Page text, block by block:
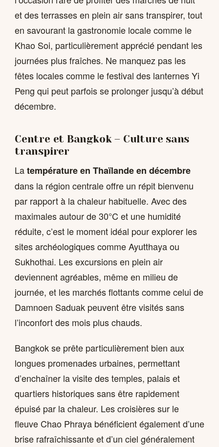
et des terrasses en plein air sans transpirer, tout
en savourant la gastronomie locale comme le
Khao Soi, particulièrement apprécié pendant les
journées plus fraîches. Ne manquez pas les
fêtes locales comme le festival des lanternes Yi
Peng qui peut parfois se prolonger jusqu’à début
décembre.
Centre et Bangkok – Culture sans
transpirer
Latempérature en Thaïlande en décembre
dans la région centrale offre un répit bienvenu
par rapport à la chaleur habituelle. Avec des
maximales autour de 30°C et une humidité
réduite, c’est le moment idéal pour explorer les
sites archéologiques comme Ayutthaya ou
Sukhothai. Les excursions en plein air
deviennent agréables, même en milieu de
journée, et les marchés flottants comme celui de
Damnoen Saduak peuvent être visités sans
l’inconfort des mois plus chauds.
Bangkok se prête particulièrement bien aux
longues promenades urbaines, permettant
d’enchaîner la visite des temples, palais et
quartiers historiques sans être rapidement
épuisé par la chaleur. Les croisières sur le
fleuve Chao Phraya bénéficient également d’une
brise rafraîchissante et d’un ciel généralement